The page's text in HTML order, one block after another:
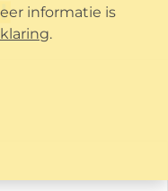
informatie is
.